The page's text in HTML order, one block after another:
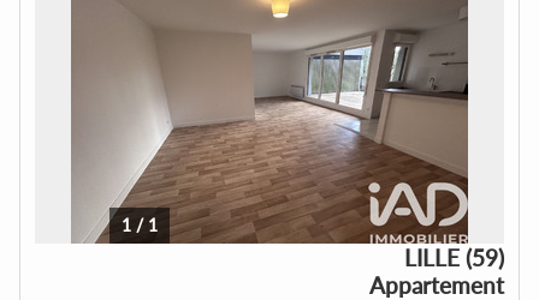
1 / 1
LILLE (59)
Appartement